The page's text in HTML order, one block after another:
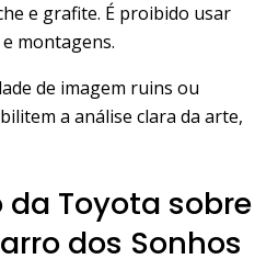
e grafite. É proibido usar
montagens.
de imagem ruins ou
a análise clara da arte,
Toyota sobre
dos Sonhos